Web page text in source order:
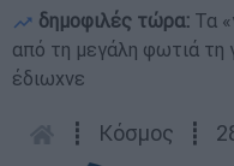
δημοφιλές τώρα: Τα
από τη μεγάλη φωτιά τη
έδιωχνε
┋ Κόσμος ┋